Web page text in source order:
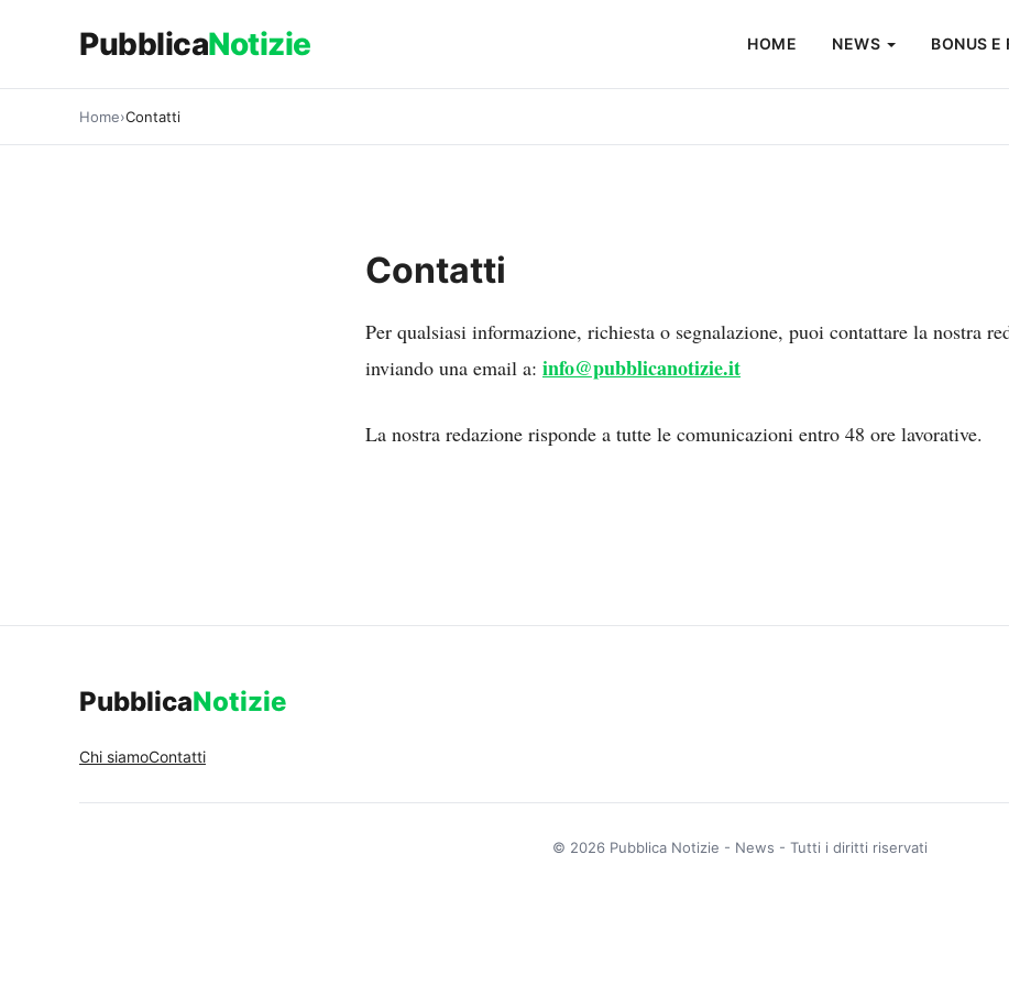
PubblicaNotizie HOME NEWS BONUS E
Home Contatti
Contatti
Per qualsiasi informazione, richiesta o segnalazione, puoi contattare la nostra
inviando una email a: info@pubblicanotizie.it
La nostra redazione risponde a tutte le comunicazioni entro 48 ore lavorative.
PubblicaNotizie
Chi siamoContatti
© 2026 Pubblica Notizie - News - Tutti i diritti riservati